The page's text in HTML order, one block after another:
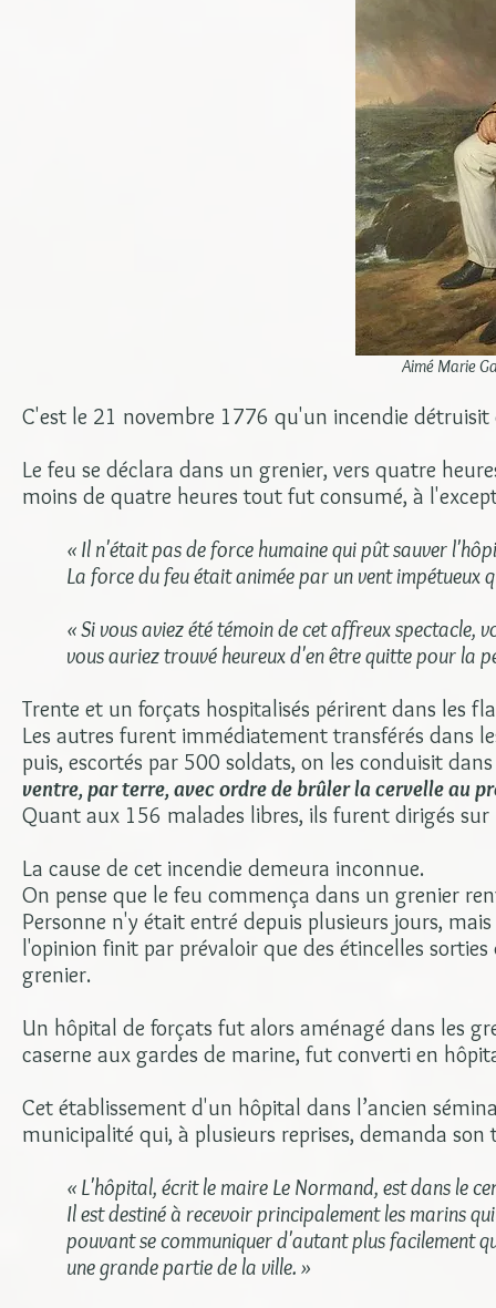
Aimé Marie
C'est le 21 novembre 1776 qu'un incendie
Le feu se déclara dans un grenier, vers quatre
moins de quatre heures tout fut consumé, à
« Il n'était pas de force humaine qui pût sauver
La force du feu était animée par un vent impétueux
« Si vous aviez été témoin de cet affreux spectacle,
vous auriez trouvé heureux d'en être quitte pour la
Trente et un forçats hospitalisés périrent dans les
Les autres furent immédiatement transférés dans
puis, escortés par 500 soldats, on les conduisit
ventre, par terre, avec ordre de brûler la cervelle au
Quant aux 156 malades libres, ils furent dirigés sur
La cause de cet incendie demeura inconnue.
On pense que le feu commença dans un grenier
Personne n'y était entré depuis plusieurs jours,
l'opinion finit par prévaloir que des étincelles
grenier.
Un hôpital de forçats fut alors aménagé dans les
caserne aux gardes de marine, fut converti en
Cet établissement d'un hôpital dans l’ancien
municipalité qui, à plusieurs reprises, demanda
« L'hôpital, écrit le maire Le Normand, est dans le
Il est destiné à recevoir principalement les marins
pouvant se communiquer d'autant plus facilement
une grande partie de la ville. »